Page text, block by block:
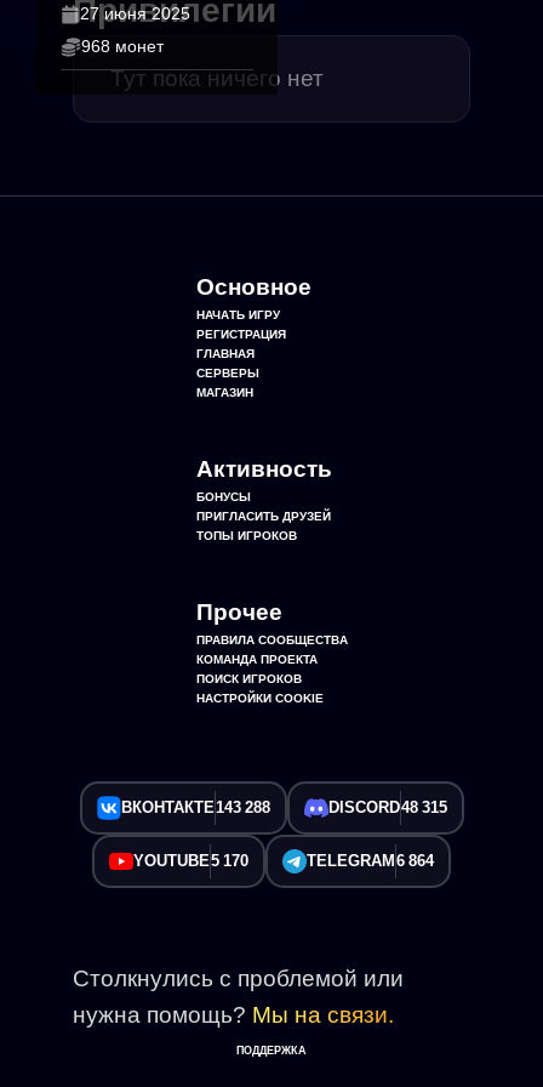
27 июня 2025
968 монет
Привилегии
Тут пока ничего нет
Основное
НАЧАТЬ ИГРУ
РЕГИСТРАЦИЯ
ГЛАВНАЯ
СЕРВЕРЫ
МАГАЗИН
Активность
БОНУСЫ
ПРИГЛАСИТЬ ДРУЗЕЙ
ТОПЫ ИГРОКОВ
Прочее
ПРАВИЛА СООБЩЕСТВА
КОМАНДА ПРОЕКТА
ПОИСК ИГРОКОВ
НАСТРОЙКИ COOKIE
ВКОНТАКТЕ143 288 DISCORD48 315
YOUTUBE5 170 TELEGRAM 6 864
Столкнулись с проблемой или
нужна помощь? Мы на связи.
ПОДДЕРЖКА